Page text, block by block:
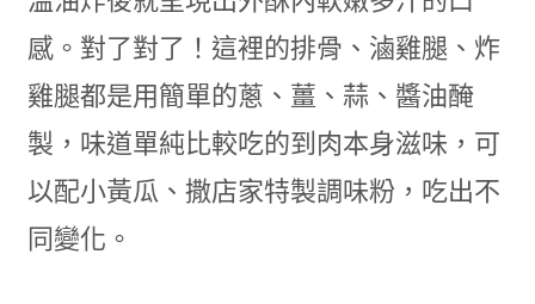
感。對了對了！這裡的排骨、滷雞腿、炸
雞腿都是用簡單的蔥、薑、蒜、醬油醃
製，味道單純比較吃的到肉本身滋味，可
以配小黃瓜、撒店家特製調味粉，吃出不
同變化。